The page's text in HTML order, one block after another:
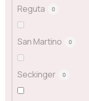
Reguta 0
San Martino 0
Seckinger 0